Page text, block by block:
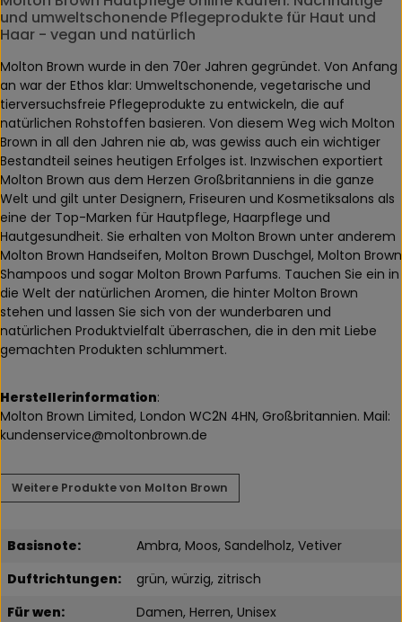
und umweltschonende Pflegeprodukte für Haut und
Haar - vegan und natürlich
Molton Brown wurde in den 70er Jahren gegründet. Von Anfang
an war der Ethos klar: Umweltschonende, vegetarische und
tierversuchsfreie Pflegeprodukte zu entwickeln, die auf
natürlichen Rohstoffen basieren. Von diesem Weg wich Molton
Brown in all den Jahren nie ab, was gewiss auch ein wichtiger
Bestandteil seines heutigen Erfolges ist. Inzwischen exportiert
Molton Brown aus dem Herzen Großbritanniens in die ganze
Welt und gilt unter Designern, Friseuren und Kosmetiksalons als
eine der Top-Marken für Hautpflege, Haarpflege und
Hautgesundheit. Sie erhalten von Molton Brown unter anderem
Molton Brown Handseifen, Molton Brown Duschgel, Molton Brown
Shampoos und sogar Molton Brown Parfums. Tauchen Sie ein in
die Welt der natürlichen Aromen, die hinter Molton Brown
stehen und lassen Sie sich von der wunderbaren und
natürlichen Produktvielfalt überraschen, die in den mit Liebe
gemachten Produkten schlummert.
Herstellerinformation:
Molton Brown Limited, London WC2N 4HN, Großbritannien. Mail:
kundenservice@moltonbrown.de
Weitere Produkte von Molton Brown
Basisnote:
Ambra, Moos, Sandelholz, Vetiver
Duftrichtungen:
grün, würzig, zitrisch
Für wen:
Damen, Herren, Unisex